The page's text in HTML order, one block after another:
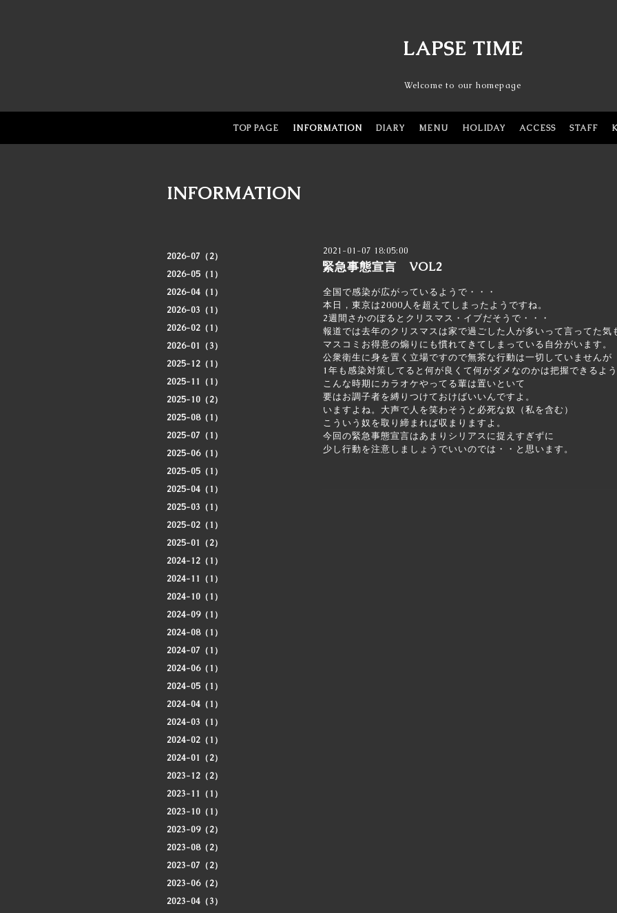
LAPSE TIME
Welcome to our homepage
TOP PAGE INFORMATION DIARY MENU HOLIDAY ACCESS STAFF
2026-07（2）
2026-05（1）
2026-04（1）
2026-03（1）
2026-02（1）
2026-01（3）
2025-12（1）
2025-11（1）
2025-10（2）
2025-08（1）
2025-07（1）
2025-06（1）
2025-05（1）
2025-04（1）
2025-03（1）
2025-02（1）
2025-01（2）
2024-12（1）
2024-11（1）
2024-10（1）
2024-09（1）
2024-08（1）
2024-07（1）
2024-06（1）
2024-05（1）
2024-04（1）
2024-03（1）
2024-02（1）
2024-01（2）
2023-12（2）
2023-11（1）
2023-10（1）
2023-09（2）
2023-08（2）
2023-07（2）
2023-06（2）
2023-04（3）
INFORMATION
2021-01-07 18:05:00
緊急事態宣言 VOL2
全国で感染が広がっているようで・・・
本日，東京は2000人を超えてしまったようですね。
2週間さかのぼるとクリスマス・イブだそうで・・・
報道では去年のクリスマスは家で過ごした人が多いって言ってた気
マスコミお得意の煽りにも慣れてきてしまっている自分がいます。
公衆衛生に身を置く立場ですので無茶な行動は一切していませんが
1年も感染対策してると何が良くて何がダメなのかは把握できるよう
こんな時期にカラオケやってる輩は置いといて
要はお調子者を縛りつけておけばいいんですよ。
いますよね。大声で人を笑わそうと必死な奴（私を含む）
こういう奴を取り締まれば収まりますよ。
今回の緊急事態宣言はあまりシリアスに捉えすぎずに
少し行動を注意しましょうでいいのでは・・と思います。